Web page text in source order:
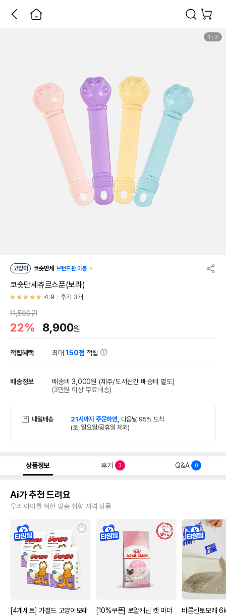
1 / 3
고양이 코숏만세 브랜드관 이동
코숏만세츄르스푼(보라)
4.9 후기 3개
11,500원
22% 8,900원
적립혜택 최대150점 적립
배송정보 배송비 3,000원 (제주/도서산간 배송비 별도)
(3만원 이상 무료배송)
내일배송 21시까지 주문하면, 다음날 95% 도착
(토, 일요일/공휴일 제외)
상품정보 후기 3 Q&A 0
Ai가 추천 드려요
우리 아이를 위한 맞춤 취향 저격 상품
[4개세트] 가필드 고양이모래
[10%쿠폰] 로얄캐닌 캣 마더
바른벤토모래